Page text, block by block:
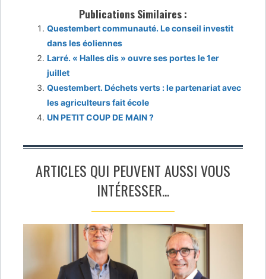
Publications Similaires :
Questembert communauté. Le conseil investit
dans les éoliennes
Larré. « Halles dis » ouvre ses portes le 1er
juillet
Questembert. Déchets verts : le partenariat avec
les agriculteurs fait école
UN PETIT COUP DE MAIN ?
ARTICLES QUI PEUVENT AUSSI VOUS
INTÉRESSER...